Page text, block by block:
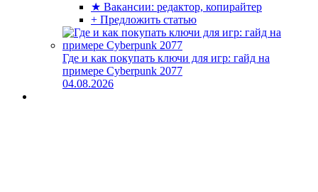
★ Вакансии: редактор, копирайтер
+ Предложить статью
Где и как покупать ключи для игр: гайд на
примере Cyberpunk 2077
04.08.2026